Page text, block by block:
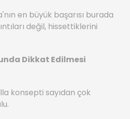
en büyük başarısı burada
değil, hissettiklerini
Dikkat Edilmesi
konsepti sayıdan çok